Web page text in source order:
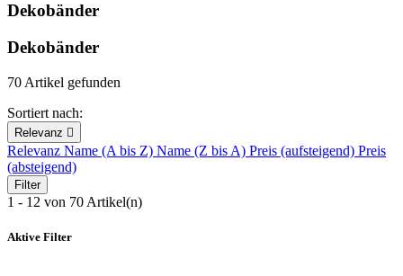
Dekobänder
Dekobänder
70 Artikel gefunden
Sortiert nach:
Relevanz 
Relevanz Name (A bis Z) Name (Z bis A) Preis (aufsteigend) Preis
(absteigend)
Filter
1 - 12 von 70 Artikel(n)
Aktive Filter